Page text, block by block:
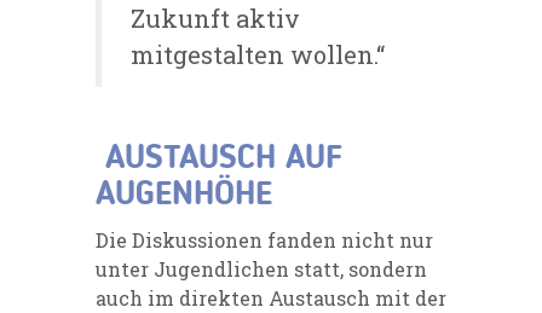
Zukunft aktiv
mitgestalten wollen.“
AUSTAUSCH AUF
AUGENHÖHE
Die Diskussionen fanden nicht nur
unter Jugendlichen statt, sondern
auch im direkten Austausch mit der